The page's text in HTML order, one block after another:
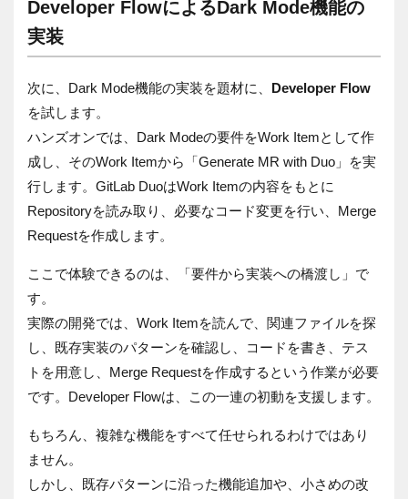
Developer FlowによるDark Mode機能の
実装
次に、Dark Mode機能の実装を題材に、 Developer Flow
を試します。
ハンズオンでは、Dark Modeの要件をWork Itemとして作
成し、そのWork Itemから「Generate MR with Duo」を実
行します。GitLab DuoはWork Itemの内容をもとに
Repositoryを読み取り、必要なコード変更を行い、Merge
Requestを作成します。
ここで体験できるのは、「要件から実装への橋渡し」で
す。
実際の開発では、Work Itemを読んで、関連ファイルを探
し、既存実装のパターンを確認し、コードを書き、テス
トを用意し、Merge Requestを作成するという作業が必要
です。Developer Flowは、この一連の初動を支援します。
もちろん、複雑な機能をすべて任せられるわけではあり
ません。
しかし、既存パターンに沿った機能追加や、小さめの改